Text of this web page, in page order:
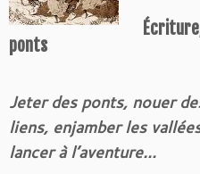
ponts
Jeter des ponts, nouer
liens, enjamber les
lancer à l’aventure…